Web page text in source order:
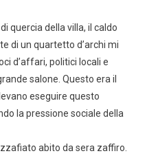
quercia della villa, il caldo
di un quartetto d’archi mi
d’affari, politici locali e
salone. Questo era il
eseguire questo
la pressione sociale della
abito da sera zaffiro.